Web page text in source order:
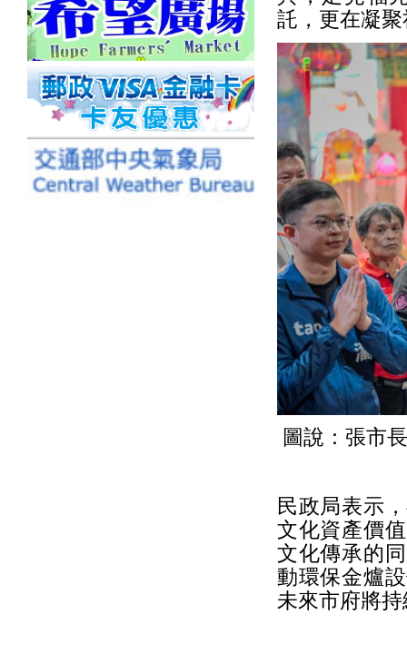
託，更在凝
圖說：張市
民政局表示
文化資產價
文化傳承的
動環保金爐
未來市府將